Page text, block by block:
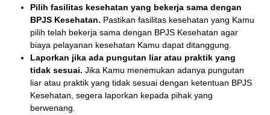
Pilih fasilitas kesehatan yang bekerja sama dengan
BPJS Kesehatan. Pastikan fasilitas kesehatan yang Kamu
pilih telah bekerja sama dengan BPJS Kesehatan agar
biaya pelayanan kesehatan Kamu dapat ditanggung.
Laporkan jika ada pungutan liar atau praktik yang
tidak sesuai. Jika Kamu menemukan adanya pungutan
liar atau praktik yang tidak sesuai dengan ketentuan BPJS
Kesehatan, segera laporkan kepada pihak yang
berwenang.